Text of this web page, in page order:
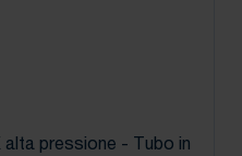
alta pressione - Tubo in